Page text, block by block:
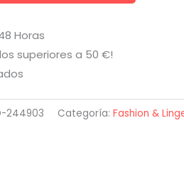
Horas
superiores a 50 €!
244903 Categoría: Fashion &